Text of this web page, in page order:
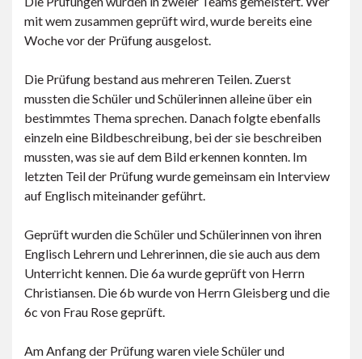
mit wem zusammen geprüft wird, wurde bereits eine
Woche vor der Prüfung ausgelost.
Die Prüfung bestand aus mehreren Teilen. Zuerst
mussten die Schüler und Schülerinnen alleine über ein
bestimmtes Thema sprechen. Danach folgte ebenfalls
einzeln eine Bildbeschreibung, bei der sie beschreiben
mussten, was sie auf dem Bild erkennen konnten. Im
letzten Teil der Prüfung wurde gemeinsam ein Interview
auf Englisch miteinander geführt.
Geprüft wurden die Schüler und Schülerinnen von ihren
Englisch Lehrern und Lehrerinnen, die sie auch aus dem
Unterricht kennen. Die 6a wurde geprüft von Herrn
Christiansen. Die 6b wurde von Herrn Gleisberg und die
6c von Frau Rose geprüft.
Am Anfang der Prüfung waren viele Schüler und